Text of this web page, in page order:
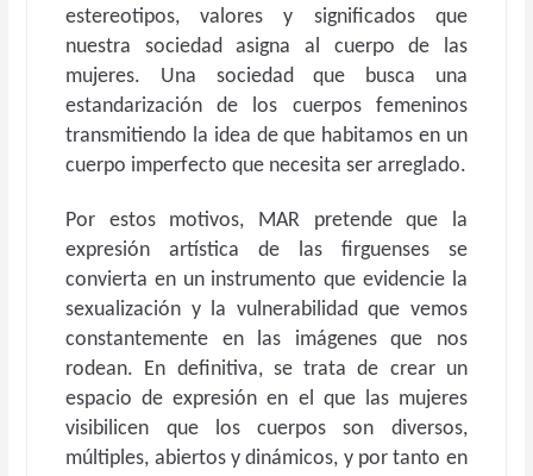
estereotipos, valores y significados que
nuestra sociedad asigna al cuerpo de las
mujeres. Una sociedad que busca una
estandarización de los cuerpos femeninos
transmitiendo la idea de que habitamos en un
cuerpo imperfecto que necesita ser arreglado.
Por estos motivos, MAR pretende que la
expresión artística de las firguenses se
convierta en un instrumento que evidencie la
sexualización y la vulnerabilidad que vemos
constantemente en las imágenes que nos
rodean. En definitiva, se trata de crear un
espacio de expresión en el que las mujeres
visibilicen que los cuerpos son diversos,
múltiples, abiertos y dinámicos, y por tanto en